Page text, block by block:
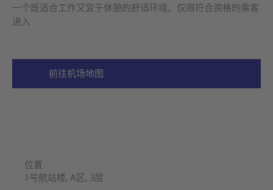
一个既适合工作又宜于休憩的舒适环境。仅限符合资格的乘客
进入
前往机场地图
位置
1号航站楼, A区, 3层